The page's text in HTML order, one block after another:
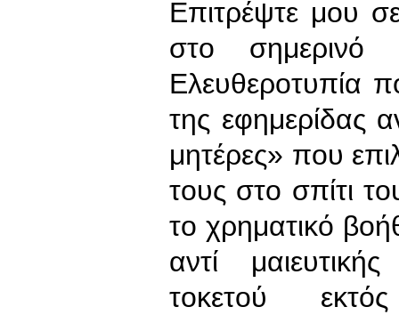
Επιτρέψτε μου
στο σημερινό
Ελευθεροτυπία
της εφημερίδας
μητέρες» που
τους στο σπίτι
το χρηματικό
αντί
τοκετού